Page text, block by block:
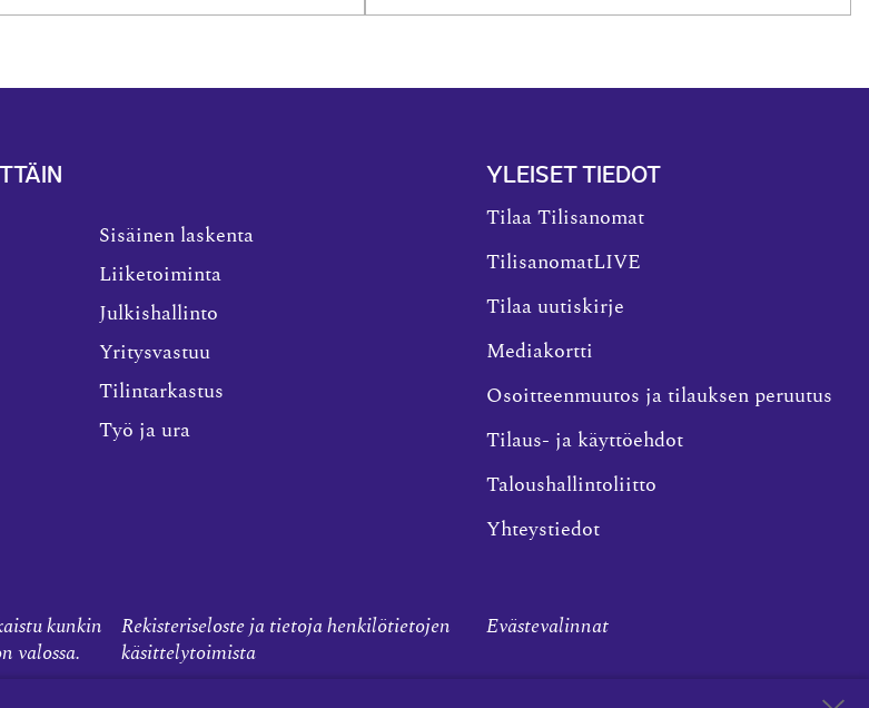
Sisäinen laskenta
Liiketoiminta
Julkishallinto
Yritysvastuu
Tilintarkastus
Työ ja ura
YLEISET TIEDOT
Tilaa Tilisanomat
TilisanomatLIVE
Tilaa uutiskirje
Mediakortti
Osoitteenmuutos ja tilauksen peruutus
Tilaus- ja käyttöehdot
Taloushallintoliitto
Yhteystiedot
kunkin
valossa.
Rekisteriseloste ja tietoja henkilötietojen
käsittelytoimista
Evästevalinnat